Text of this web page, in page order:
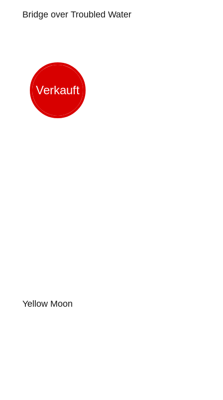
Bridge over Troubled Water
Verkauft
Yellow Moon